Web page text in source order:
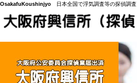
OsakafuKoushinjyo 日本全国で浮気調査等の探偵調